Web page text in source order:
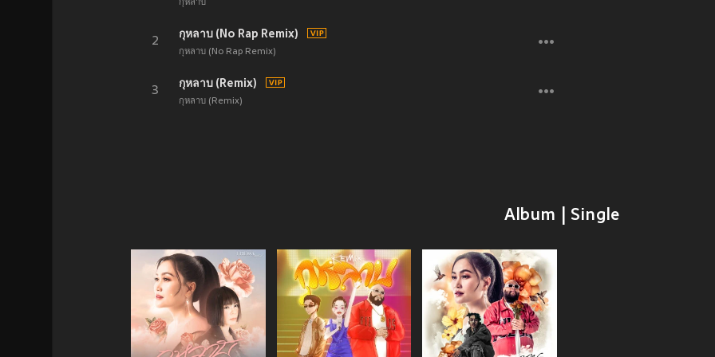
กุหลาบ
2
กุหลาบ (No Rap Remix)
กุหลาบ (No Rap Remix)
3
กุหลาบ (Remix)
กุหลาบ (Remix)
Album | Single